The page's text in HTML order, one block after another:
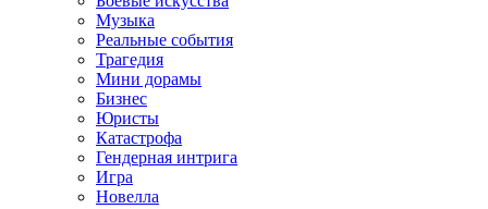
Музыка
Реальные события
Трагедия
Мини дорамы
Бизнес
Юристы
Катастрофа
Гендерная интрига
Игра
Новелла